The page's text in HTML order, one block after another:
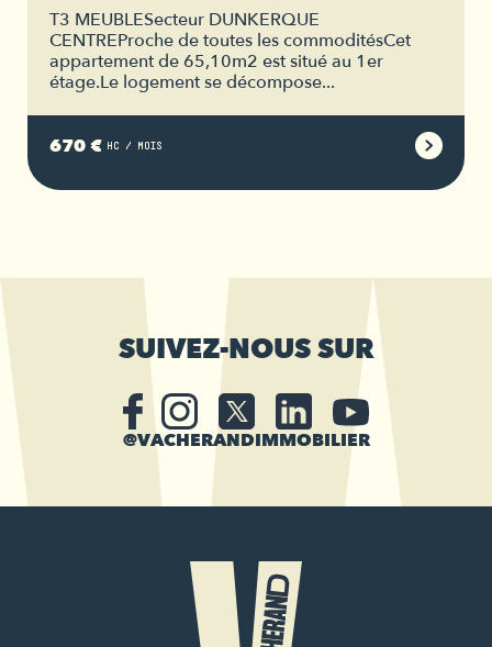
T3 MEUBLESecteur DUNKERQUE
CENTREProche de toutes les commoditésCet
appartement de 65,10m2 est situé au 1er
étage.Le logement se décompose...
670 € HC / MOIS
SUIVEZ-NOUS SUR
@VACHERANDIMMOBILIER